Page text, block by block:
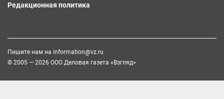
Редакционная политика
Пишите нам на information@vz.ru
© 2005 — 2026 ООО Деловая газета «Взгляд»